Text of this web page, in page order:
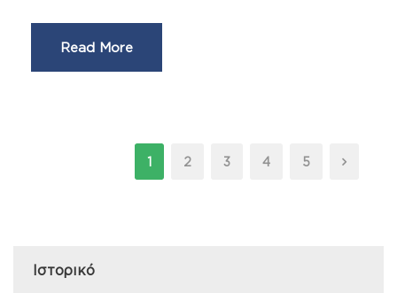
Read More
1 2 3 4 5
Ιστορικό